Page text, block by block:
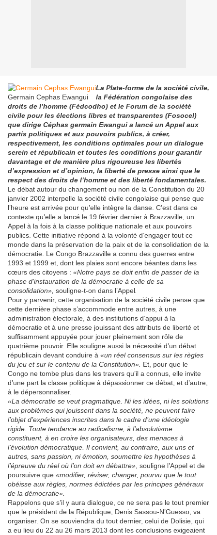
Germain Cephas Ewangui
La Plate-forme de la société civile,
la Fédération congolaise des
droits de l’homme (Fédcodho) et le Forum de la société
civile pour les élections libres et transparentes (Fosocel)
que dirige Céphas germain Ewangui a lancé un Appel aux
partis politiques et aux pouvoirs publics, à créer,
respectivement, les conditions optimales pour un dialogue
serein et républicain et toutes les conditions pour garantir
davantage et de manière plus rigoureuse les libertés
d’expression et d’opinion, la liberté de presse ainsi que le
respect des droits de l’homme et des liberté fondamentales.
Le débat autour du changement ou non de la Constitution du 20
janvier 2002 interpelle la société civile congolaise qui pense que
l’heure est arrivée pour qu’elle intègre la danse. C’est dans ce
contexte qu’elle a lancé le 19 février dernier à Brazzaville, un
Appel à la fois à la classe politique nationale et aux pouvoirs
publics. Cette initiative répond à la volonté d’engager tout ce
monde dans la préservation de la paix et de la consolidation de la
démocratie. Le Congo Brazzaville a connu des guerres entre
1993 et 1999 et, dont les plaies sont encore béantes dans les
cœurs des citoyens : «Notre pays se doit enfin de passer de la
phase d’instauration de la démocratie à celle de sa
consolidation», souligne-t-on dans l’Appel
Pour y parvenir, cette organisation de la société civile pense que
cette dernière phase s’accommode entre autres, à une
administration électorale, à des institutions d’appui à la
démocratie et à une presse jouissant des attributs de liberté et
suffisamment appuyée pour jouer pleinement son rôle de
quatrième pouvoir. Elle souligne aussi la nécessité d’un débat
républicain devant conduire à «un réel consensus sur les règles
du jeu et sur le contenu de la Constitution». Et, pour que le
Congo ne tombe plus dans les travers qu’il a connus, elle invite
d’une part la classe politique à dépassionner ce débat, et d’autre,
à le dépersonnaliser.
«La démocratie se veut pragmatique. Ni les idées, ni les solutions
aux problèmes qui jouissent dans la société, ne peuvent faire
l’objet d’expériences inscrites dans le cadre d’une idéologie
rigide. Toute tendance au radicalisme, à l’absolutisme
constituent, à en croire les organisateurs, des menaces à
l’évolution démocratique. Il convient, au contraire, aux uns et
autres, sans passion, ni émotion, soumettre les hypothèses à
l’épreuve du réel où l’on doit en débattre» , souligne l’Appel et de
poursuivre que «modifier, réviser, changer, pourvu que le tout
obéisse aux règles, normes édictées par les principes généraux
de la démocratie».
Rappelons que s’il y aura dialogue, ce ne sera pas le tout premier
que le président de la République, Denis Sassou-N’Guesso, va
organiser. On se souviendra du tout dernier, celui de Dolisie, qui
a eu lieu du 22 au 26 mars 2013 dont les conclusions exigeaient